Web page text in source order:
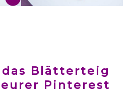
Blätterteig
Pinterest